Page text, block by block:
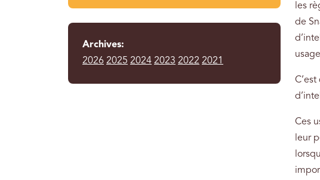
Archives:
2026 2025 2024 2023 2022 2021
les
de
Ces
leur